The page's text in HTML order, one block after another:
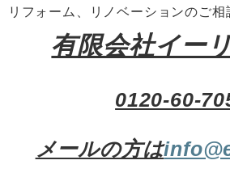
リフォーム、リノベーションのご相
有限会社イー
0120-60-
メールの方は